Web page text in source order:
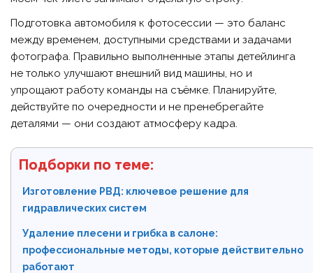
Подготовка автомобиля к фотосессии — это баланс
между временем, доступными средствами и задачами
фотографа. Правильно выполненные этапы детейлинга
не только улучшают внешний вид машины, но и
упрощают работу команды на съёмке. Планируйте,
действуйте по очередности и не пренебрегайте
деталями — они создают атмосферу кадра.
Подборки по теме:
Изготовление РВД: ключевое решение для
гидравлических систем
Удаление плесени и грибка в салоне:
профессиональные методы, которые действительно
работают